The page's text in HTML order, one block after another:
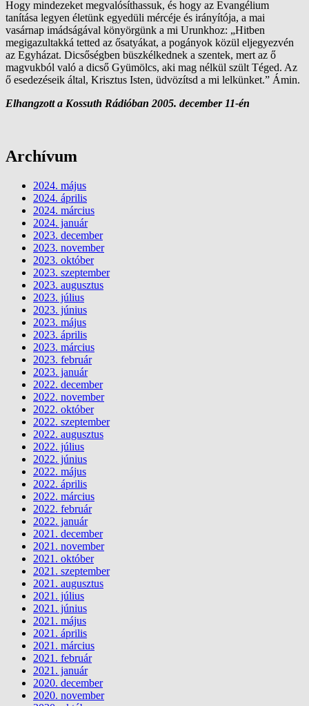
Hogy mindezeket megvalósíthassuk, és hogy az Evangélium
tanítása legyen életünk egyedüli mércéje és irányítója, a mai
vasárnap imádságával könyörgünk a mi Urunkhoz: „Hitben
megigazultakká tetted az ősatyákat, a pogányok közül eljegyezvén
az Egyházat. Dicsőségben büszkélkednek a szentek, mert az ő
magvukból való a dicső Gyümölcs, aki mag nélkül szült Téged. Az
ő esedezéseik által, Krisztus Isten, üdvözítsd a mi lelkünket.” Ámin.
Elhangzott a Kossuth Rádióban 2005. december 11-én
Archívum
2024. május
2024. április
2024. március
2024. január
2023. december
2023. november
2023. október
2023. szeptember
2023. augusztus
2023. július
2023. június
2023. május
2023. április
2023. március
2023. február
2023. január
2022. december
2022. november
2022. október
2022. szeptember
2022. augusztus
2022. július
2022. június
2022. május
2022. április
2022. március
2022. február
2022. január
2021. december
2021. november
2021. október
2021. szeptember
2021. augusztus
2021. július
2021. június
2021. május
2021. április
2021. március
2021. február
2021. január
2020. december
2020. november